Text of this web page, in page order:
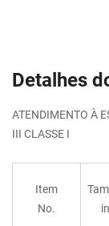
Detalhes
ATENDIMENTO À
III CLASSE I
Item
No.